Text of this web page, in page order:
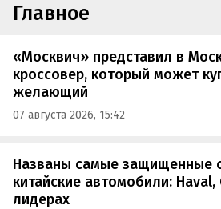
Главное
«Москвич» представил в
кроссовер, который может
желающий
07 августа 2026, 15:42
Названы самые защищенные
китайские автомобили: Haval,
лидерах